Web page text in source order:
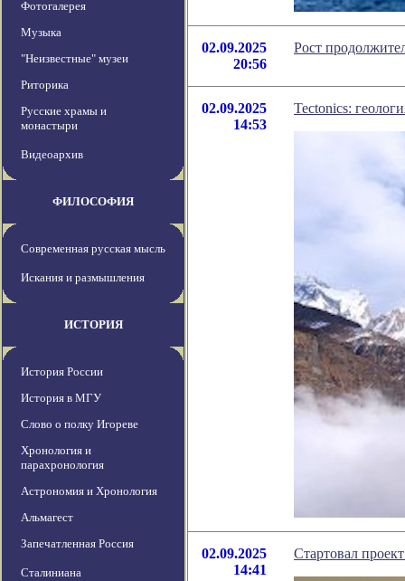
Фотогалерея
Музыка
"Неизвестные" музеи
Риторика
Русские храмы и
монастыри
Видеоархив
ФИЛОСОФИЯ
Современная русская мысль
Искания и размышления
ИСТОРИЯ
История России
История в МГУ
Слово о полку Игореве
Хронология и
парахронология
Астрономия и Хронология
Альмагест
Запечатленная Россия
Сталиниана
02.09.2025
20:56
Рост
02.09.2025
14:53
Tectonics:
02.09.2025
14:41
Стартовал